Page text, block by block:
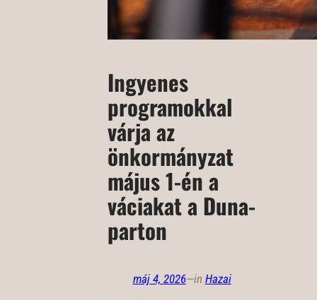
Ingyenes
programokkal
várja az
önkormányzat
május 1-én a
váciakat a Duna-
parton
máj 4, 2026—in Hazai